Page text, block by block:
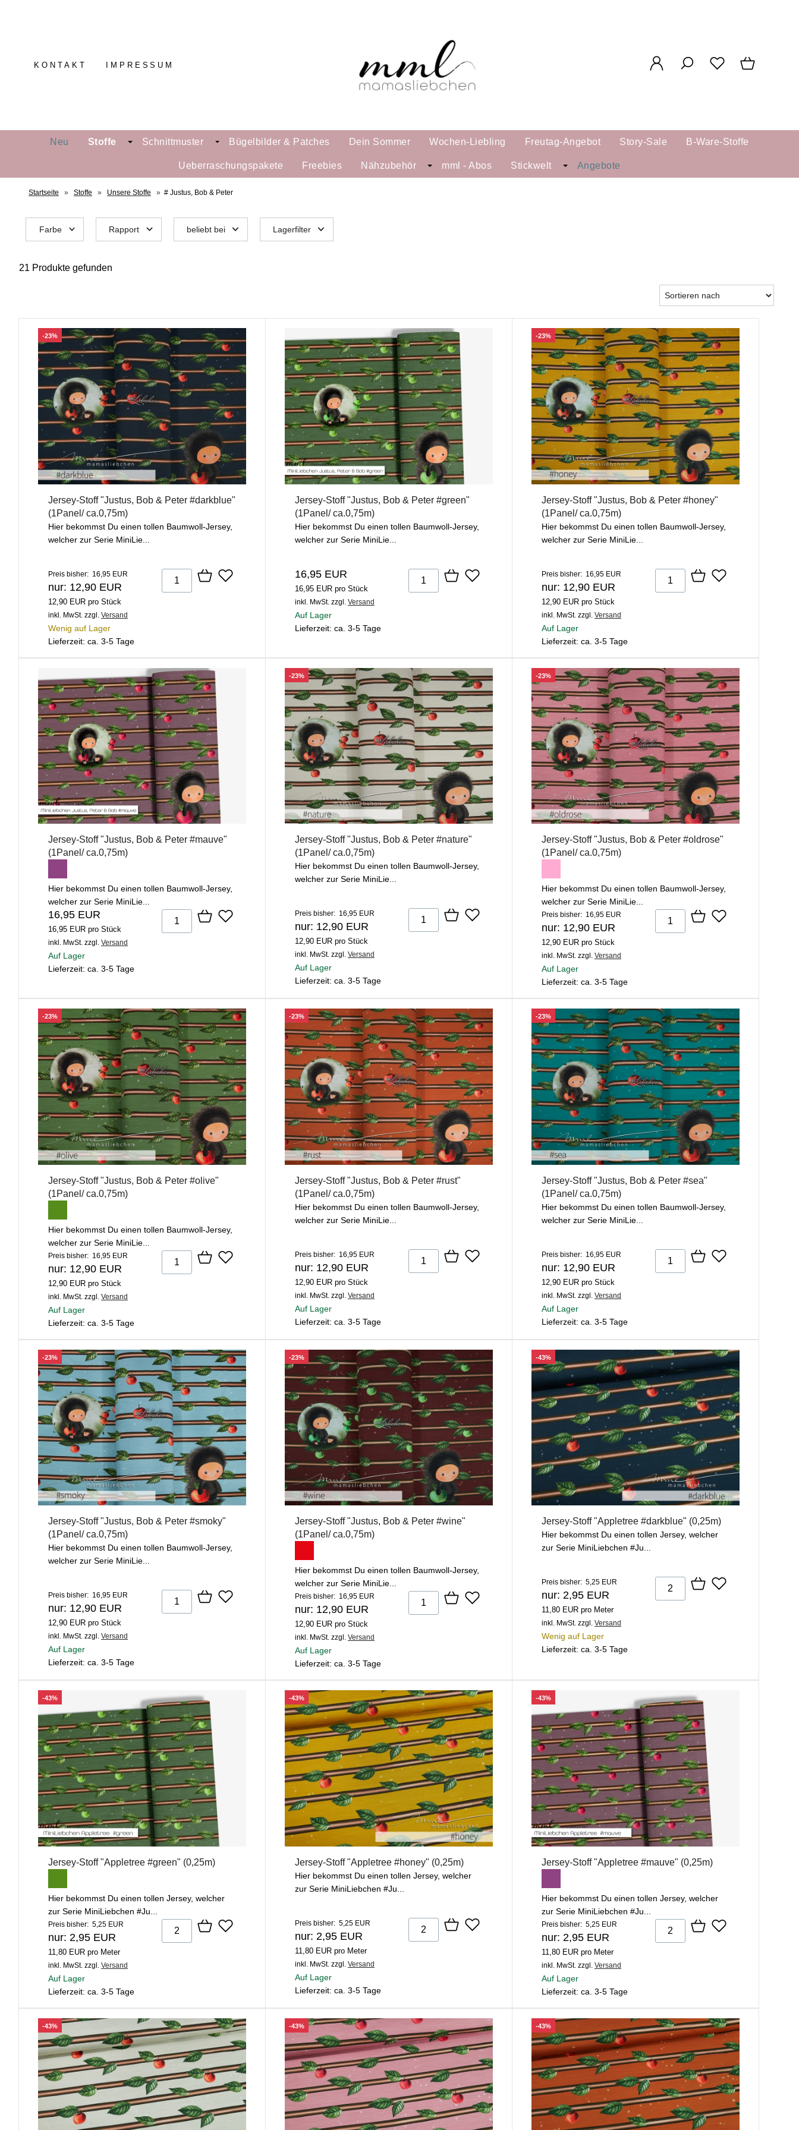
KONTAKT IMPRESSUM
Neu Stoffe Schnittmuster Bügelbilder & Patches Dein Sommer Wochen-Liebling Freutag-Angebot Story-Sale B-Ware-Stoffe
Ueberraschungspakete Freebies Nähzubehör mml - Abos Stickwelt Angebote
Startseite » Stoffe » Unsere Stoffe » # Justus, Bob & Peter
Farbe Rapport beliebt bei Lagerfilter
21 Produkte gefunden
-23%
Jersey-Stoff "Justus, Bob & Peter #darkblue"
(1Panel/ ca.0,75m)
Hier bekommst Du einen tollen Baumwoll-Jersey,
welcher zur Serie MiniLie...
Preis bisher: 16,95 EUR
nur: 12,90 EUR
12,90 EUR pro Stück
inkl. MwSt. zzgl. Versand
Wenig auf Lager
Lieferzeit: ca. 3-5 Tage
Jersey-Stoff "Justus, Bob & Peter #green"
(1Panel/ ca.0,75m)
Hier bekommst Du einen tollen Baumwoll-Jersey,
welcher zur Serie MiniLie...
16,95 EUR
16,95 EUR pro Stück
inkl. MwSt. zzgl. Versand
Auf Lager
Lieferzeit: ca. 3-5 Tage
-23%
Jersey-Stoff "Justus, Bob & Peter #honey"
(1Panel/ ca.0,75m)
Hier bekommst Du einen tollen Baumwoll-Jersey,
welcher zur Serie MiniLie...
Preis bisher: 16,95 EUR
nur: 12,90 EUR
12,90 EUR pro Stück
inkl. MwSt. zzgl. Versand
Auf Lager
Lieferzeit: ca. 3-5 Tage
Jersey-Stoff "Justus, Bob & Peter #mauve"
(1Panel/ ca.0,75m)
Hier bekommst Du einen tollen Baumwoll-Jersey,
welcher zur Serie MiniLie...
16,95 EUR
16,95 EUR pro Stück
inkl. MwSt. zzgl. Versand
Auf Lager
Lieferzeit: ca. 3-5 Tage
-23%
Jersey-Stoff "Justus, Bob & Peter #nature"
(1Panel/ ca.0,75m)
Hier bekommst Du einen tollen Baumwoll-Jersey,
welcher zur Serie MiniLie...
Preis bisher: 16,95 EUR
nur: 12,90 EUR
12,90 EUR pro Stück
inkl. MwSt. zzgl. Versand
Auf Lager
Lieferzeit: ca. 3-5 Tage
-23%
Jersey-Stoff "Justus, Bob & Peter #oldrose"
(1Panel/ ca.0,75m)
Hier bekommst Du einen tollen Baumwoll-Jersey,
welcher zur Serie MiniLie...
Preis bisher: 16,95 EUR
nur: 12,90 EUR
12,90 EUR pro Stück
inkl. MwSt. zzgl. Versand
Auf Lager
Lieferzeit: ca. 3-5 Tage
-23%
Jersey-Stoff "Justus, Bob & Peter #olive"
(1Panel/ ca.0,75m)
Hier bekommst Du einen tollen Baumwoll-Jersey,
welcher zur Serie MiniLie...
Preis bisher: 16,95 EUR
nur: 12,90 EUR
12,90 EUR pro Stück
inkl. MwSt. zzgl. Versand
Auf Lager
Lieferzeit: ca. 3-5 Tage
-23%
Jersey-Stoff "Justus, Bob & Peter #rust"
(1Panel/ ca.0,75m)
Hier bekommst Du einen tollen Baumwoll-Jersey,
welcher zur Serie MiniLie...
Preis bisher: 16,95 EUR
nur: 12,90 EUR
12,90 EUR pro Stück
inkl. MwSt. zzgl. Versand
Auf Lager
Lieferzeit: ca. 3-5 Tage
-23%
Jersey-Stoff "Justus, Bob & Peter #sea"
(1Panel/ ca.0,75m)
Hier bekommst Du einen tollen Baumwoll-Jersey,
welcher zur Serie MiniLie...
Preis bisher: 16,95 EUR
nur: 12,90 EUR
12,90 EUR pro Stück
inkl. MwSt. zzgl. Versand
Auf Lager
Lieferzeit: ca. 3-5 Tage
-23%
Jersey-Stoff "Justus, Bob & Peter #smoky"
(1Panel/ ca.0,75m)
Hier bekommst Du einen tollen Baumwoll-Jersey,
welcher zur Serie MiniLie...
Preis bisher: 16,95 EUR
nur: 12,90 EUR
12,90 EUR pro Stück
inkl. MwSt. zzgl. Versand
Auf Lager
Lieferzeit: ca. 3-5 Tage
-23%
Jersey-Stoff "Justus, Bob & Peter #wine"
(1Panel/ ca.0,75m)
Hier bekommst Du einen tollen Baumwoll-Jersey,
welcher zur Serie MiniLie...
Preis bisher: 16,95 EUR
nur: 12,90 EUR
12,90 EUR pro Stück
inkl. MwSt. zzgl. Versand
Auf Lager
Lieferzeit: ca. 3-5 Tage
-43%
Jersey-Stoff "Appletree #darkblue" (0,25m)
Hier bekommst Du einen tollen Jersey, welcher
zur Serie MiniLiebchen #Ju...
Preis bisher: 5,25 EUR
nur: 2,95 EUR
11,80 EUR pro Meter
inkl. MwSt. zzgl. Versand
Wenig auf Lager
Lieferzeit: ca. 3-5 Tage
-43%
Jersey-Stoff "Appletree #green" (0,25m)
Hier bekommst Du einen tollen Jersey, welcher
zur Serie MiniLiebchen #Ju...
Preis bisher: 5,25 EUR
nur: 2,95 EUR
11,80 EUR pro Meter
inkl. MwSt. zzgl. Versand
Auf Lager
Lieferzeit: ca. 3-5 Tage
-43%
Jersey-Stoff "Appletree #honey" (0,25m)
Hier bekommst Du einen tollen Jersey, welcher
zur Serie MiniLiebchen #Ju...
Preis bisher: 5,25 EUR
nur: 2,95 EUR
11,80 EUR pro Meter
inkl. MwSt. zzgl. Versand
Auf Lager
Lieferzeit: ca. 3-5 Tage
-43%
Jersey-Stoff "Appletree #mauve" (0,25m)
Hier bekommst Du einen tollen Jersey, welcher
zur Serie MiniLiebchen #Ju...
Preis bisher: 5,25 EUR
nur: 2,95 EUR
11,80 EUR pro Meter
inkl. MwSt. zzgl. Versand
Auf Lager
Lieferzeit: ca. 3-5 Tage
-43% -43% -43%